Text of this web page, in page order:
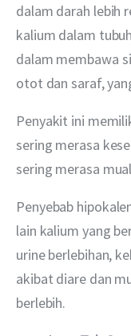
dalam darah lebih
kalium dalam
dalam membawa
otot dan saraf,
Penyakit ini
sering merasa
sering merasa
Penyebab
lain kalium yang
urine berlebihan,
akibat diare dan
berlebih.